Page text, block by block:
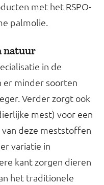
met het RSPO-
palmolie.
natuur
in de
er minder soorten
Verder zorgt ook
mest) voor een
deze meststoffen
variatie in
kant zorgen dieren
het traditionele